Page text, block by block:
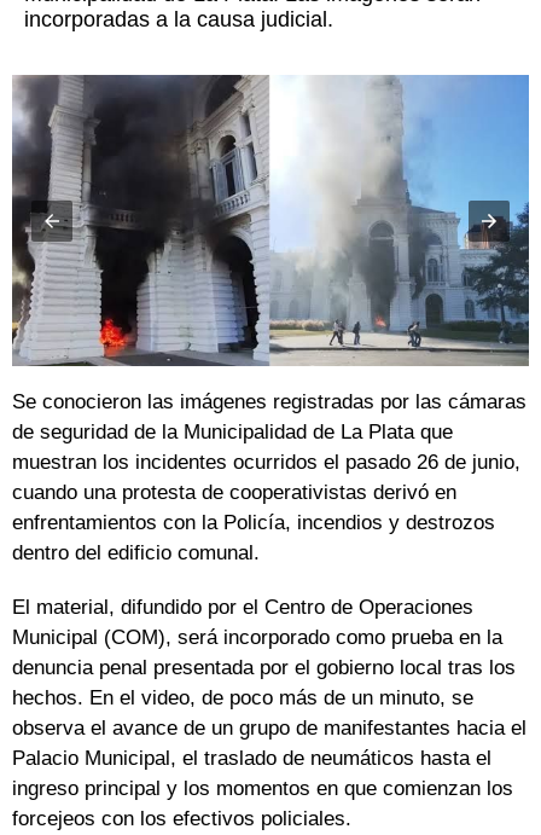
incorporadas a la causa judicial.
Se conocieron las imágenes registradas por las cámaras
de seguridad de la Municipalidad de La Plata que
muestran los incidentes ocurridos el pasado 26 de junio,
cuando una protesta de cooperativistas derivó en
enfrentamientos con la Policía, incendios y destrozos
dentro del edificio comunal.
El material, difundido por el Centro de Operaciones
Municipal (COM), será incorporado como prueba en la
denuncia penal presentada por el gobierno local tras los
hechos. En el video, de poco más de un minuto, se
observa el avance de un grupo de manifestantes hacia el
Palacio Municipal, el traslado de neumáticos hasta el
ingreso principal y los momentos en que comienzan los
forcejeos con los efectivos policiales.